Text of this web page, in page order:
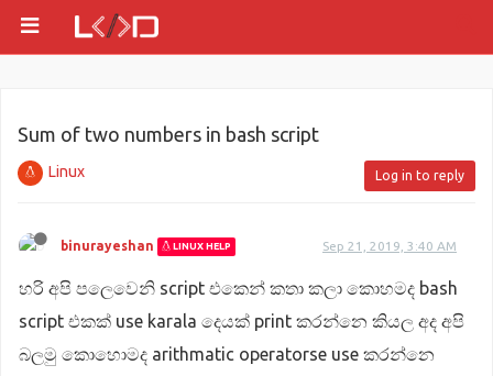
Sum of two numbers in bash script
Linux Log in to reply
binurayeshan LINUX HELP Sep 21, 2019, 3:40 AM
හරි අපි පලෙවෙනි script එකෙන් කතා කලා කොහමද bash
script එකක් use karala දෙයක් print කරන්නෙ කියල අද අපි
බලමු කොහොමද arithmatic operatorse use කරන්නෙ